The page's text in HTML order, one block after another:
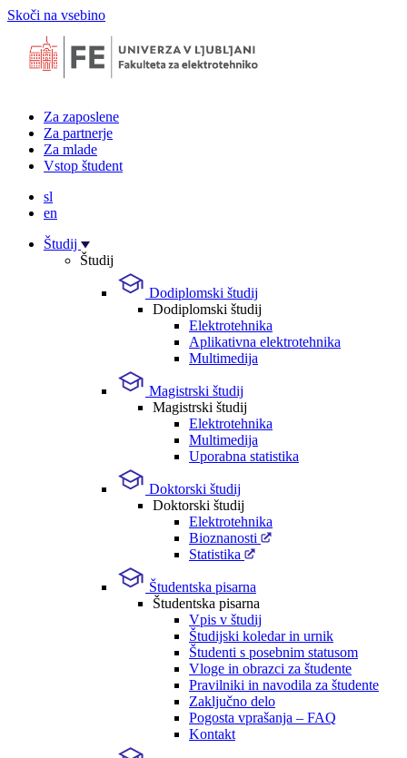
Skoči na vsebino
Za zaposlene
Za partnerje
Za mlade
Vstop študent
sl
en
Študij
Študij
Dodiplomski študij
Dodiplomski študij
Elektrotehnika
Aplikativna elektrotehnika
Multimedija
Magistrski študij
Magistrski študij
Elektrotehnika
Multimedija
Uporabna statistika
Doktorski študij
Doktorski študij
Elektrotehnika
Bioznanosti
Statistika
Študentska pisarna
Študentska pisarna
Vpis v študij
Študijski koledar in urnik
Študenti s posebnim statusom
Vloge in obrazci za študente
Pravilniki in navodila za študente
Zaključno delo
Pogosta vprašanja – FAQ
Kontakt